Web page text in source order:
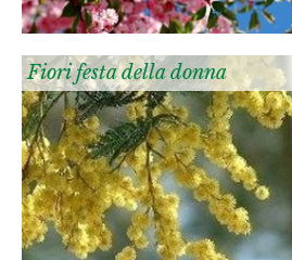
Fiori festa della donna